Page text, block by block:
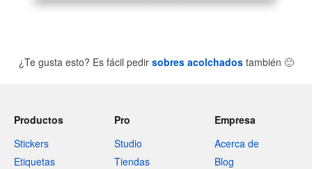
¿Te gusta esto? Es fácil pedir sobres acolchadostambién 🙂
Productos
Stickers
Etiquetas
Pro
Studio
Tiendas
Empresa
Acerca de
Blog